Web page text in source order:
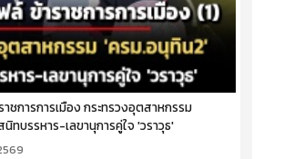
าชการการเมือง กระทรวงอุตสาหกรรม
ทบรรหาร-เลขานุการคู่ใจ 'วราวุธ'